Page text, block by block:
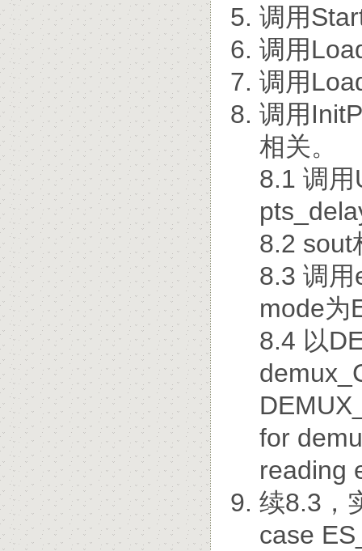
调用
调用
调用
调用
相关。
8.1 调
8.2 sout
8.3 调
mode为
8.4 以
for
reading
续8.3，
case